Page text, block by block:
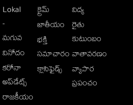
Lokal
-
మగువ
వినోదం
కరోనా
అప్‌డేట్స్
రాజకీయం
క్రైమ్
జాతీయం
భక్తి
సమాచారం
క్లాసిఫైడ్స్
విద్య
రైతు
కుటుంబం
వాతావరణం
వ్యాపార
ప్రపంచం